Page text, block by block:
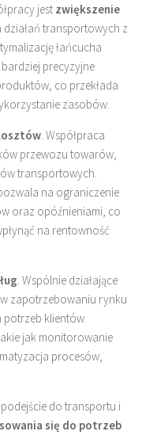
jest zwiększenie
działań transportowych z
łańcucha
bardziej precyzyjne
co przekłada
zasobów.
. Współpraca
przewozu towarów,
transportowych.
na ograniczenie
oraz opóźnieniami, co
na rentowność
. Wspólnie działające
zapotrzebowaniu rynku
klientów.
jak monitorowanie
procesów,
do transportu i
się do potrzeb